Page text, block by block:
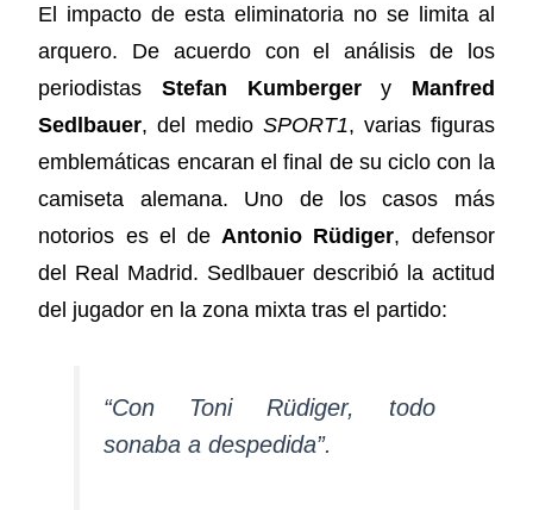
El impacto de esta eliminatoria no se limita al
arquero. De acuerdo con el análisis de los
periodistas Stefan Kumbergery Manfred
Sedlbauer, del medio SPORT1, varias figuras
emblemáticas encaran el final de su ciclo con la
camiseta alemana. Uno de los casos más
notorios es el de Antonio Rüdiger, defensor
del Real Madrid. Sedlbauer describió la actitud
del jugador en la zona mixta tras el partido:
“Con Toni Rüdiger, todo
sonaba a despedida”.